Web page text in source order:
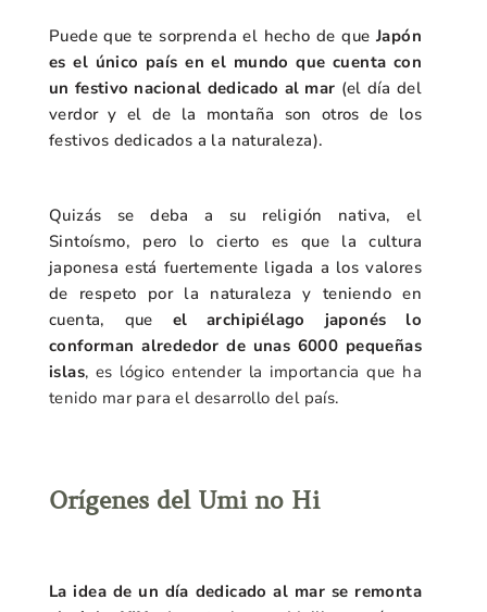
Puede que te sorprenda el hecho de que Japón
es el único país en el mundo que cuenta con
un festivo nacional dedicado al mar (el día del
verdor y el de la montaña son otros de los
festivos dedicados a la naturaleza).
Quizás se deba a su religión nativa, el
Sintoísmo, pero lo cierto es que la cultura
japonesa está fuertemente ligada a los valores
de respeto por la naturaleza y teniendo en
cuenta, que el archipiélago japonés lo
conforman alrededor de unas 6000 pequeñas
islas, es lógico entender la importancia que ha
tenido mar para el desarrollo del país.
Orígenes del Umi no Hi
La idea de un día dedicado al mar se remonta